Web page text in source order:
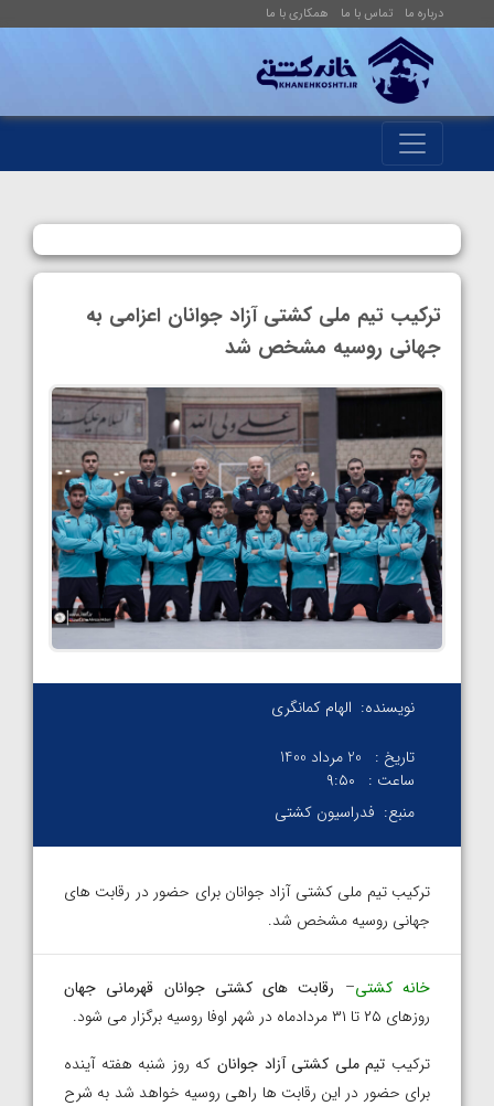
درباره ما تماس با ما همکاری با ما
ترکیب تیم ملی کشتی آزاد جوانان اعزامی به
جهانی روسیه مشخص شد
نویسنده: الهام کمانگری
تاریخ :
20 مرداد 1400
ساعت :
۹:۵۰
منبع: فدراسیون کشتی
ترکیب تیم ملی کشتی آزاد جوانان برای حضور در رقابت های
جهانی روسیه مشخص شد.
خانه کشتی– رقابت های کشتی جوانان قهرمانی جهان
روزهای ۲۵ تا ۳۱ مردادماه در شهر اوفا روسیه برگزار می شود.
ترکیب تیم ملی کشتی آزاد جوانان که روز شنبه هفته آینده
برای حضور در این رقابت ها راهی روسیه خواهد شد به شرح